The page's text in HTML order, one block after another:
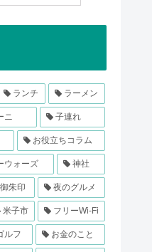
ランチ ラーメン
ニ 子連れ
お役立ちコラム
ウォーズ 神社
御朱印 夜のグルメ
米子市 フリーWi-Fi
ルフ お金のこと